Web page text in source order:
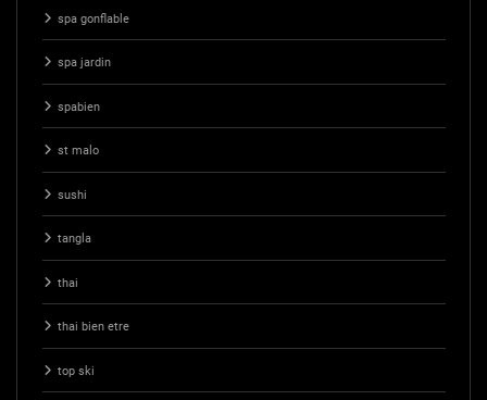
spa gonflable
spa jardin
spabien
st malo
sushi
tangla
thai
thai bien etre
top ski